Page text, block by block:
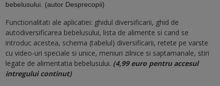
bebelusului. (autor Desprecopii)
Functionalitati ale aplicatiei: ghidul diversificarii, ghid de
autodiversificarea bebelusului, lista de alimente si cand se
introduc acestea, schema (tabelul) diversificarii, retete pe varste
cu video-uri speciale si unice, meniuri zilnice si saptamanale, stiri
legate de alimentatia bebelusului. (4,99 euro pentru accesul
intregului continut)